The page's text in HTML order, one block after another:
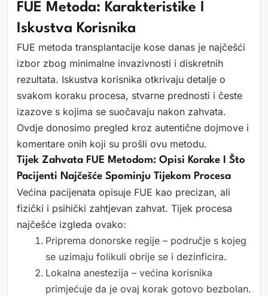
FUE Metoda: Karakteristike I
Iskustva Korisnika
FUE metoda transplantacije kose danas je najčešći
izbor zbog minimalne invazivnosti i diskretnih
rezultata. Iskustva korisnika otkrivaju detalje o
svakom koraku procesa, stvarne prednosti i česte
izazove s kojima se suočavaju nakon zahvata.
Ovdje donosimo pregled kroz autentične dojmove i
komentare onih koji su prošli ovu metodu.
Tijek Zahvata FUE Metodom: Opisi Korake I Što
Pacijenti Najčešće Spominju Tijekom Procesa
Većina pacijenata opisuje FUE kao precizan, ali
fizički i psihički zahtjevan zahvat. Tijek procesa
najčešće izgleda ovako:
Priprema donorske regije – područje s kojeg
se uzimaju folikuli obrije se i dezinficira.
Lokalna anestezija – većina korisnika
primjećuje da je ovaj korak gotovo bezbolan.